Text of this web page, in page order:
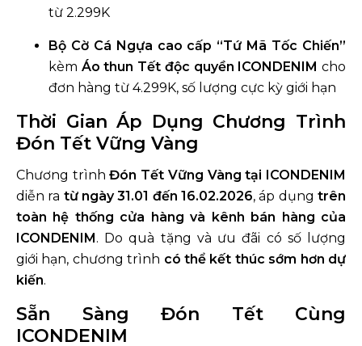
từ 2.299K
Bộ Cờ Cá Ngựa cao cấp “Tứ Mã Tốc Chiến”
kèm Áo thun Tết độc quyền ICONDENIM cho
đơn hàng từ 4.299K, số lượng cực kỳ giới hạn
Thời Gian Áp Dụng Chương Trình
Đón Tết Vững Vàng
Chương trìnhĐón Tết Vững Vàng tại ICONDENIM
diễn ra từ ngày 31.01 đến 16.02.2026, áp dụngtrên
toàn hệ thống cửa hàng và kênh bán hàng của
ICONDENIM. Do quà tặng và ưu đãi có số lượng
giới hạn, chương trình có thể kết thúc sớm hơn dự
kiến.
Sẵn Sàng Đón Tết Cùng
ICONDENIM